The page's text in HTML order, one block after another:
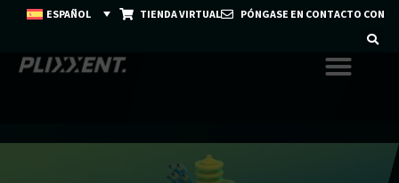
ESPAÑOL TIENDA VIRTUAL PÓNGASE EN CONTACTO CON